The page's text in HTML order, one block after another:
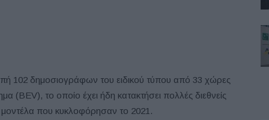
102 δημοσιογράφων του ειδικού τύπου από 33 χώρες
(BEV), το οποίο έχει ήδη κατακτήσει πολλές διεθνείς
μοντέλα που κυκλοφόρησαν το 2021.